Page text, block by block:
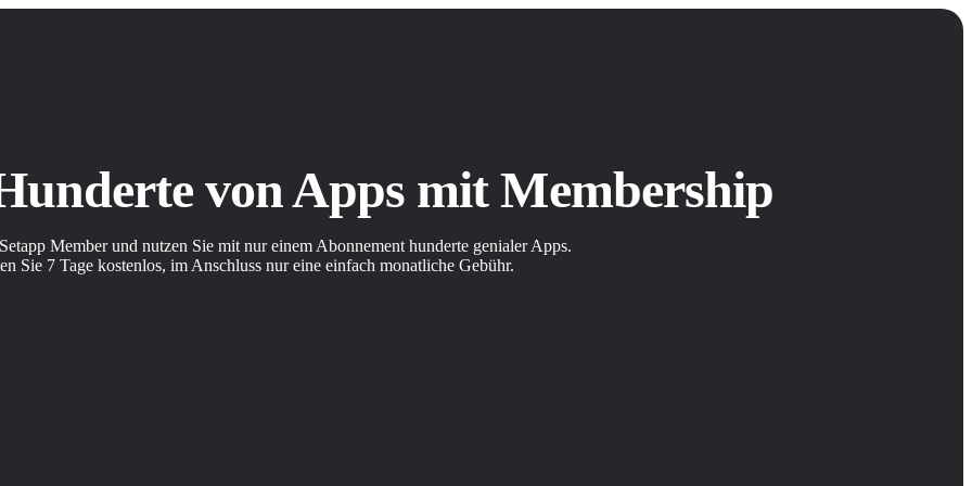
von Apps mit Membership
Member und nutzen Sie mit nur einem Abonnement hunderte genialer Apps.
Sie 7 Tage kostenlos, im Anschluss nur eine einfach monatliche Gebühr.